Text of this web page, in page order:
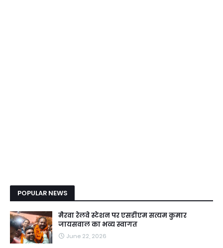
POPULAR NEWS
मैरवा रेलवे स्टेशन पर एसडीएम सत्यम कुमार
जायसवाल का भव्य स्वागत
June 22, 2026